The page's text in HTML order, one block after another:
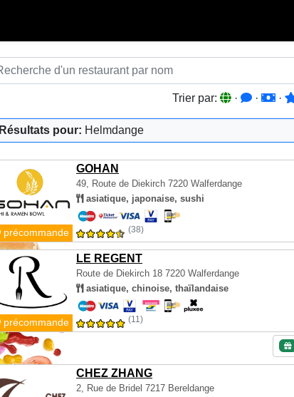
Trier par: · · ·
Résultats pour: Helmdange
GOHAN
49, Route de Diekirch 7220 Walferdange
asiatique, japonaise, sushi
précommande (38)
LE REGENT
Route de Diekirch 18 7220 Walferdange
asiatique, chinoise, thaïlandaise
précommande (11)
CHEZ ZHANG
2, Rue de Bridel 7217 Bereldange